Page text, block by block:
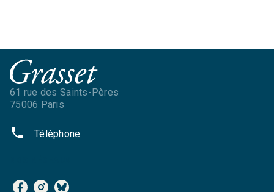
61 rue des Saints-Pères
75006 Paris
phone Téléphone